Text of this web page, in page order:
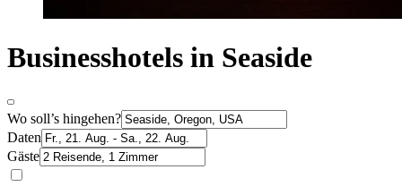
Businesshotels in Seaside
Wo soll’s hingehen?
Daten
Gäste